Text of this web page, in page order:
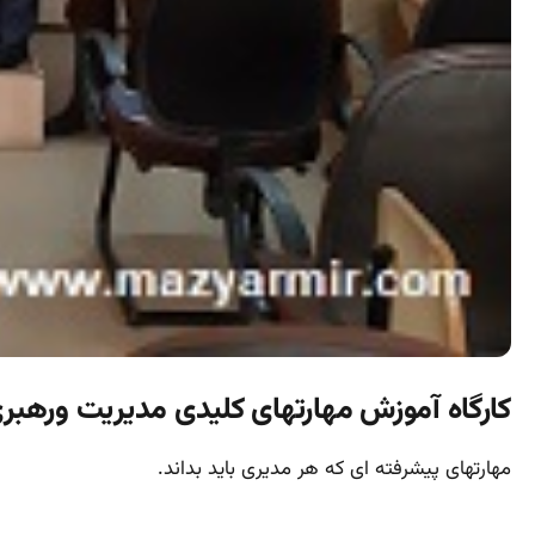
کارگاه آموزش مهارتهای کلیدی مدیریت
مهارتهای پیشرفته ای که هر مدیری باید بداند.